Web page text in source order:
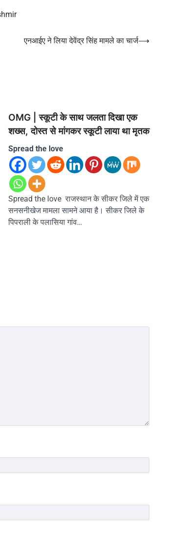
एनआईए ने लिया देवेंद्र सिंह मामले का चार्ज⟶
OMG | स्कूटी के साथ जलता दिखा एक
शख्स, दोस्त से मांगकर स्कूटी लाया था मृतक
Spread the love
Spread the love राजस्थान के सीकर जिले में एक
सनसनीखेज मामला सामने आया है। सीकर जिले के
पिपराली के पलासिया गांव…